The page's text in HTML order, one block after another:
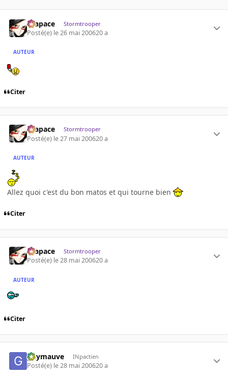
Krapace Stormtrooper
Posté(e) le 26 mai 200620 a
AUTEUR
Citer
Krapace Stormtrooper
Posté(e) le 27 mai 200620 a
AUTEUR
Allez quoi c'est du bon matos et qui tourne bien
Citer
Krapace Stormtrooper
Posté(e) le 28 mai 200620 a
AUTEUR
Citer
guymauve INpactien
Posté(e) le 28 mai 200620 a